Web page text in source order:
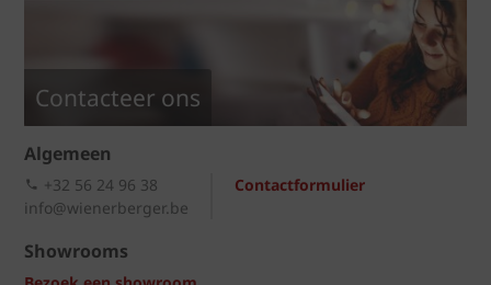
Contacteer ons
Algemeen
Contactformulier
+32 56 24 96 38
info@wienerberger.be
Showrooms